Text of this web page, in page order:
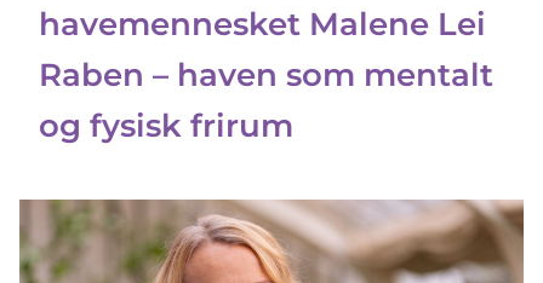
havemennesket Malene Lei
Raben – haven som mentalt
og fysisk frirum